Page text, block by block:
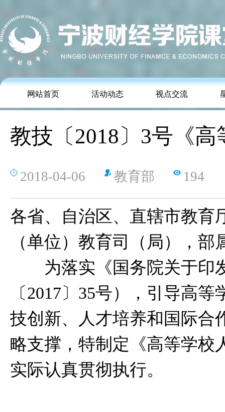
网站首页 活动动态 视点交流
教技〔2018〕3号《
2018-04-06 教育部 194
各省、自治区、直辖市教育
（单位）教育司（局），部
为落实《国务院关于印发
〔2017〕35号），引导高
技创新、人才培养和国际合
略支撑，特制定《高等学校
实际认真贯彻执行。